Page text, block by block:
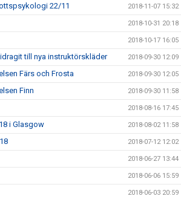
22/11 2018-11-07 15:32
2018-10-31 20:18
2018-10-17 16:05
till nya instruktörskläder 2018-09-30 12:09
Färs och Frosta 2018-09-30 12:05
Finn 2018-09-30 11:58
2018-08-16 17:45
i Glasgow 2018-08-02 11:58
2018-07-12 12:02
2018-06-27 13:44
2018-06-06 15:59
2018-06-03 20:59